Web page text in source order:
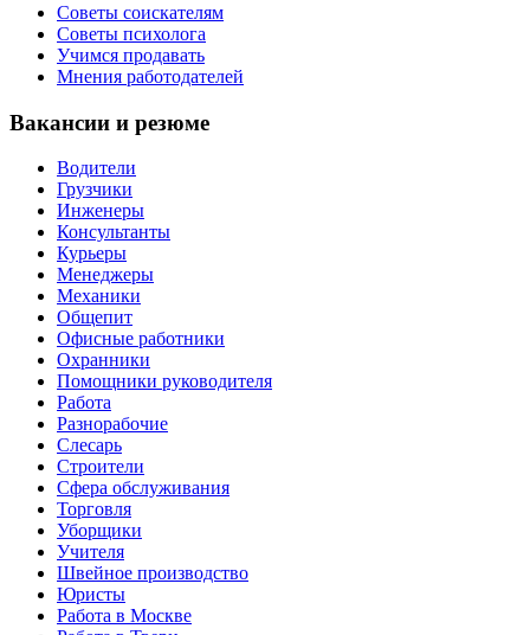
Советы соискателям
Советы психолога
Учимся продавать
Мнения работодателей
Вакансии и резюме
Водители
Грузчики
Инженеры
Консультанты
Курьеры
Менеджеры
Механики
Общепит
Офисные работники
Охранники
Помощники руководителя
Работа
Разнорабочие
Слесарь
Строители
Сфера обслуживания
Торговля
Уборщики
Учителя
Швейное производство
Юристы
Работа в Москве